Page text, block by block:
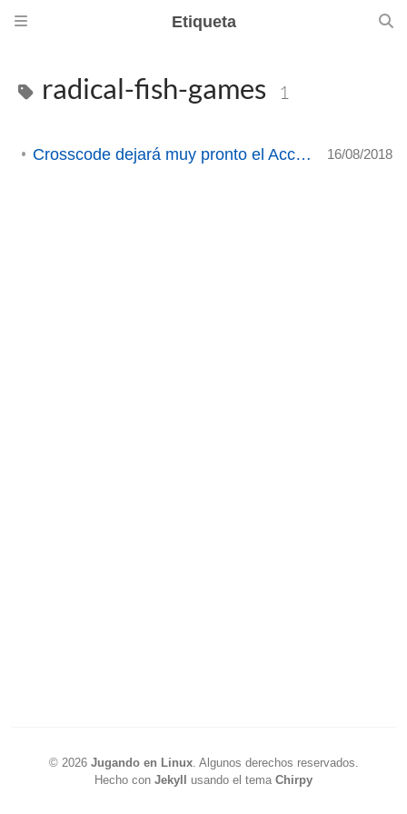
Etiqueta
radical-fish-games 1
Crosscode dejará muy pronto el Acceso Anticipado. 16/08/2018
© 2026 Jugando en Linux. Algunos derechos reservados.
Hecho con Jekyll usando el tema Chirpy